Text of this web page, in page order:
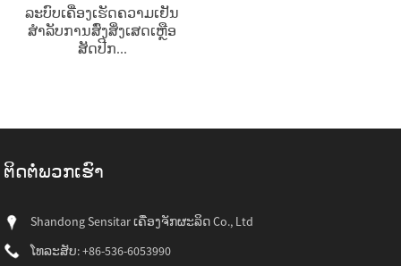
ລະບົບເຄື່ອງເຮັດຄວາມເຢັນ
ສຳລັບການສົ່ງສິ່ງເສດເຫຼືອ
ສັດປີກ...
ຕິດ​ຕໍ່​ພວກ​ເຮົາ
Shandong Sensitar ເຄື່ອງຈັກຜະລິດ Co., Ltd
ໂທລະສັບ: +86-536-6053990